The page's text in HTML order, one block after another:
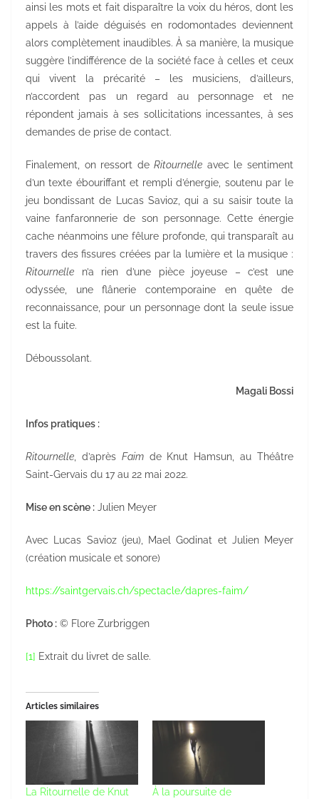
ainsi les mots et fait disparaître la voix du héros, dont les
appels à l’aide déguisés en rodomontades deviennent
alors complètement inaudibles. À sa manière, la musique
suggère l’indifférence de la société face à celles et ceux
qui vivent la précarité – les musiciens, d’ailleurs,
n’accordent pas un regard au personnage et ne
répondent jamais à ses sollicitations incessantes, à ses
demandes de prise de contact.
Finalement, on ressort deRitournelle avec le sentiment
d’un texte ébouriffant et rempli d’énergie, soutenu par le
jeu bondissant de Lucas Savioz, qui a su saisir toute la
vaine fanfaronnerie de son personnage. Cette énergie
cache néanmoins une fêlure profonde, qui transparaît au
travers des fissures créées par la lumière et la musique :
Ritournelle n’a rien d’une pièce joyeuse – c’est une
odyssée, une flânerie contemporaine en quête de
reconnaissance, pour un personnage dont la seule issue
est la fuite.
Déboussolant.
Magali Bossi
Infos pratiques :
Ritournelle , d’après Faimde Knut Hamsun, au Théâtre
Saint-Gervais du 17 au 22 mai 2022.
Mise en scène : Julien Meyer
Avec Lucas Savioz (jeu), Mael Godinat et Julien Meyer
(création musicale et sonore)
https://saintgervais.ch/spectacle/dapres-faim/
Photo : © Flore Zurbriggen
[1] Extrait du livret de salle.
Articles similaires
La Ritournelle de Knut
À la poursuite de